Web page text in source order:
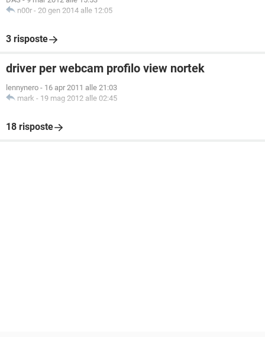
n00r - 20 gen 2014 alle 12:05
3 risposte
driver per webcam profilo view nortek
lennynero - 16 apr 2011 alle 21:03
mark - 19 mag 2012 alle 02:45
18 risposte